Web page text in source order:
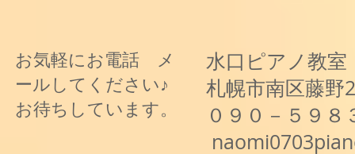
お気軽にお電話 メ
ールしてください♪
お待ちしています。
水口ピアノ教室
札幌市南区藤野
０９０－５９８